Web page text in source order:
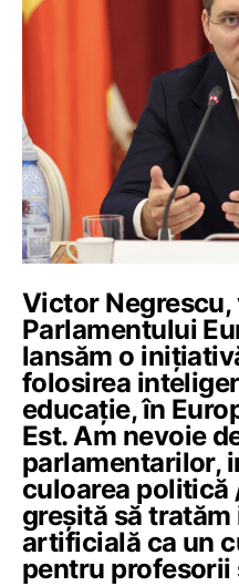
Victor
Parlamentului
lansăm o
folosirea
educație, în
Est. Am nevoie
parlamentarilor,
culoarea politică
greșită să
artificială ca un
pentru